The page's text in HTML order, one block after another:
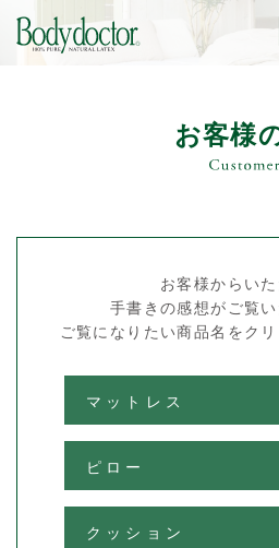
お客様
お客様からい
手書きの感想がご覧い
ご覧になりたい商品名をクリ
マットレス
ピロー
クッション